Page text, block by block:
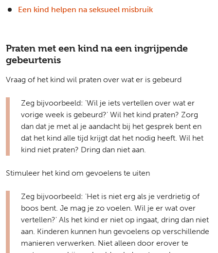
Een kind helpen na seksueel misbruik
Praten met een kind na een ingrijpende
gebeurtenis
Vraag of het kind wil praten over wat er is gebeurd
Zeg bijvoorbeeld: 'Wil je iets vertellen over wat er
vorige week is gebeurd?' Wil het kind praten? Zorg
dan dat je met al je aandacht bij het gesprek bent en
dat het kind alle tijd krijgt dat het nodig heeft. Wil het
kind niet praten? Dring dan niet aan.
Stimuleer het kind om gevoelens te uiten
Zeg bijvoorbeeld: 'Het is niet erg als je verdrietig of
boos bent. Je mag je zo voelen. Wil je er wat over
vertellen?' Als het kind er niet op ingaat, dring dan niet
aan. Kinderen kunnen hun gevoelens op verschillende
manieren verwerken. Niet alleen door erover te